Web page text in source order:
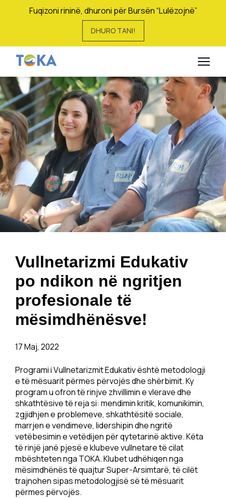
Fuqizoni rininë, dhuroni për Bursën “Lulëzojnë”
DHURO TANI!
Vullnetarizmi Edukativ
po ndikon në ngritjen
profesionale të
mësimdhënësve!
17 Maj, 2022
Programi i Vullnetarizmit Edukativ është metodologji
e të mësuarit përmes përvojës dhe shërbimit. Ky
program u ofron të rinjve zhvillimin e vlerave dhe
shkathtësive të reja si: mendimin kritik, komunikimin,
zgjidhjen e problemeve, shkathtësitë sociale,
marrjen e vendimeve, lidershipin dhe ngritë
vetëbesimin e vetëdijen për qytetarinë aktive. Këta
të rinjë janë pjesë e klubeve vullnetare të cilat
mbështeten nga TOKA. Klubet udhëhiqen nga
mësimdhënës të quajtur Super-Arsimtarë, të cilët
trajnohen sipas metodologjisë së të mësuarit
përmes përvojës.